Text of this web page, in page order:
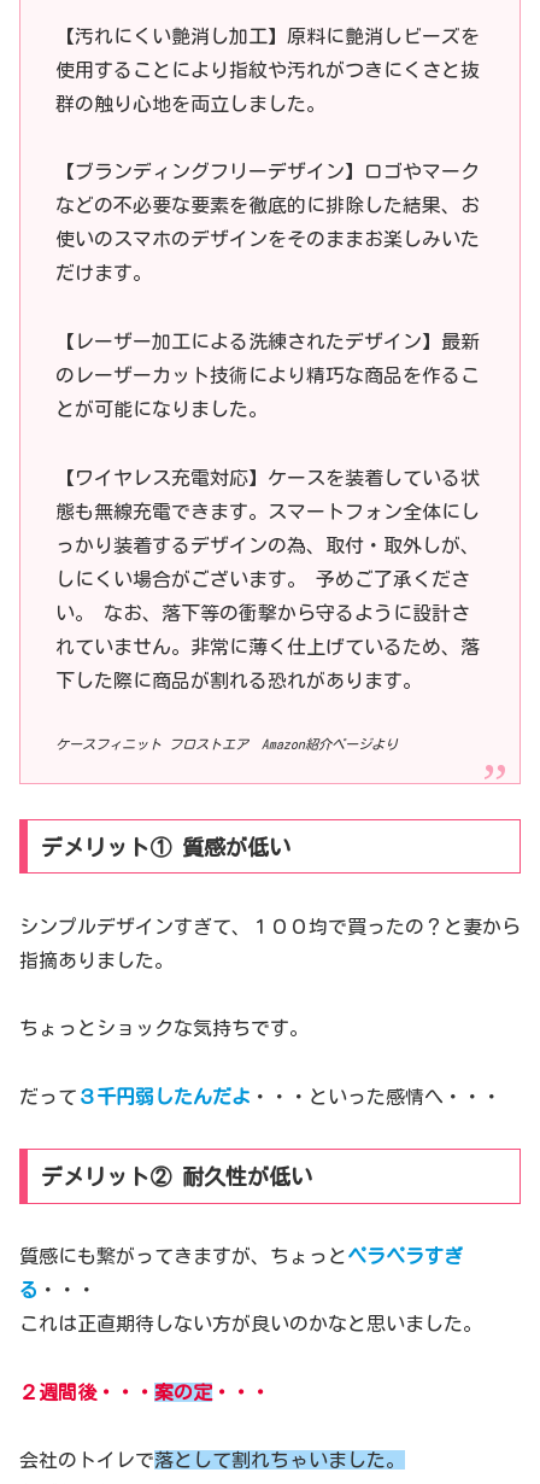
【汚れにくい艶消し加工】原料に艶消しビーズを
使用することにより指紋や汚れがつきにくさと抜
群の触り心地を両立しました。
【ブランディングフリーデザイン】ロゴやマーク
などの不必要な要素を徹底的に排除した結果、お
使いのスマホのデザインをそのままお楽しみいた
だけます。
【レーザー加工による洗練されたデザイン】最新
のレーザーカット技術により精巧な商品を作るこ
とが可能になりました。
【ワイヤレス充電対応】ケースを装着している状
態も無線充電できます。スマートフォン全体にし
っかり装着するデザインの為、取付・取外しが、
しにくい場合がございます。 予めご了承くださ
い。 なお、落下等の衝撃から守るように設計さ
れていません。非常に薄く仕上げているため、落
下した際に商品が割れる恐れがあります。
ケースフィニット フロストエア Amazon紹介ページより
デメリット① 質感が低い
シンプルデザインすぎて、１００均で買ったの？と妻から
指摘ありました。
ちょっとショックな気持ちです。
だって ３千円弱したんだよ ・・・といった感情へ・・・
デメリット② 耐久性が低い
質感にも繋がってきますが、ちょっとペラペラすぎ
る ・・・
これは正直期待しない方が良いのかなと思いました。
２週間後・・・ 案の定 ・・・
会社のトイレで落として割れちゃいました。